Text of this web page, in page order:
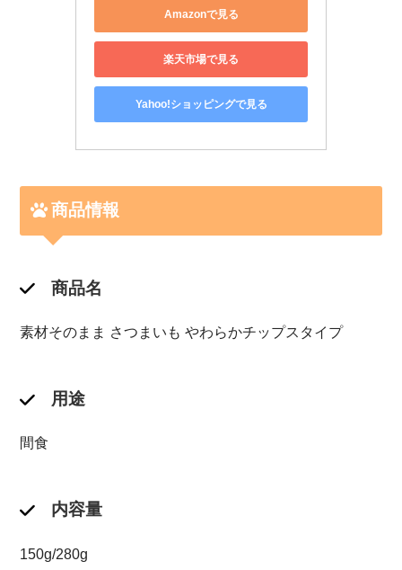
Amazonで見る
楽天市場で見る
Yahoo!ショッピングで見る
商品情報
商品名
素材そのまま さつまいも やわらかチップスタイプ
用途
間食
内容量
150g/280g